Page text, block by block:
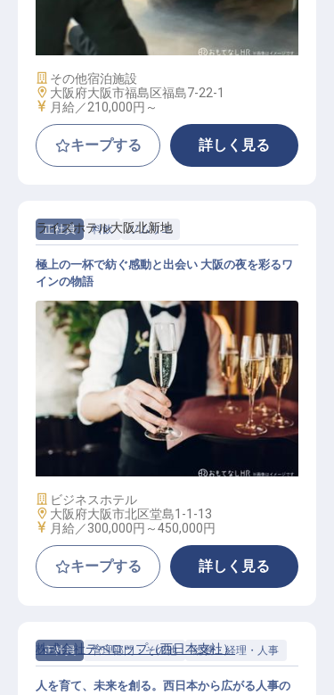
セールス＆マーケティング
施設業態
その他宿泊施設
勤務地
大阪府大阪市福島区福島7-22-1
給与
月給／210,000円～
キープする 詳しく見る
正社員 料飲 ソムリエ
ライズホテル北新地（アントレーズ
） ソムリエ
ライズホテル大阪北新地
極上の一杯で紡ぐ感動と出会い 大阪の夜を彩るワ
インの物語
施設業態
ビジネスホテル
勤務地
大阪府大阪市北区堂島1-1-13
給与
月給／300,000円～450,000円
キープする 詳しく見る
正社員 管理部門・その他 総務・経理・人事
株式会社デベロップ（西日本支社）
人を育て、未来を創る。西日本から広がる人事の